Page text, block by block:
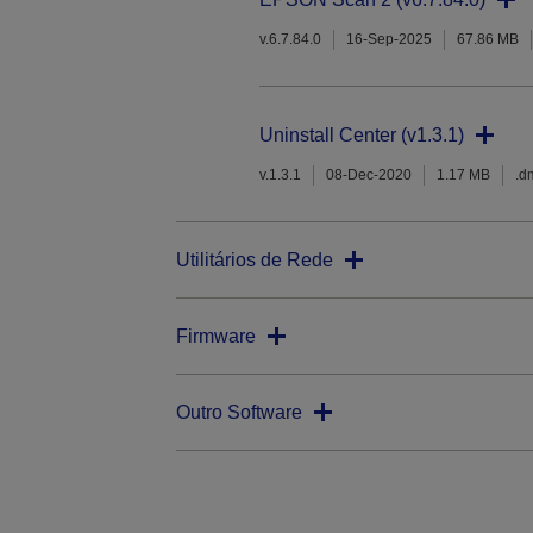
v.6.7.84.0 16-Sep-2025 67.86 MB
Uninstall Center (v1.3.1)
v.1.3.1 08-Dec-2020 1.17 MB
Utilitários de Rede
Firmware
Outro Software